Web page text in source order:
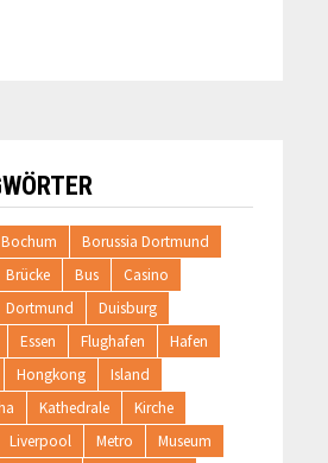
Bochum
Borussia Dortmund
Brücke Bus
Casino
Dortmund
Duisburg
Essen Flughafen
Hafen
Hongkong
Island
Kathedrale
Kirche
Liverpool Metro
Museum